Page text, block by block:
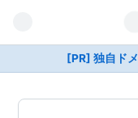
[PR] 独自ド